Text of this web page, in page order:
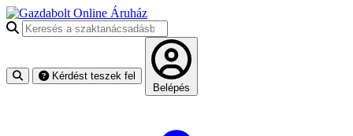
Keresés a szaktanácsadásban
Kérdést teszek fel
Belépés